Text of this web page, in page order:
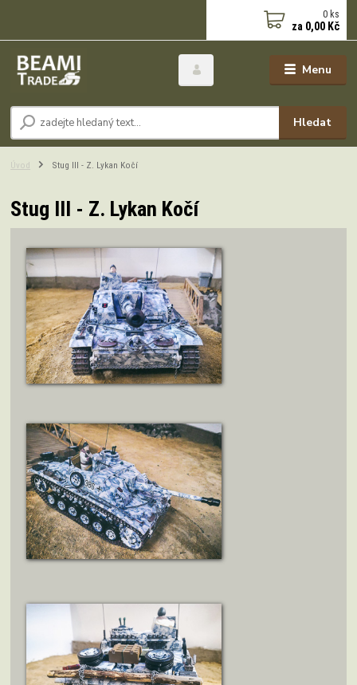
Menu
Hledat
0 ks
za 0,00 Kč
Úvod Stug III - Z. Lykan Kočí
Stug III - Z. Lykan Kočí
ZOBRAZIT DETAIL
ZOBRAZIT DETAIL